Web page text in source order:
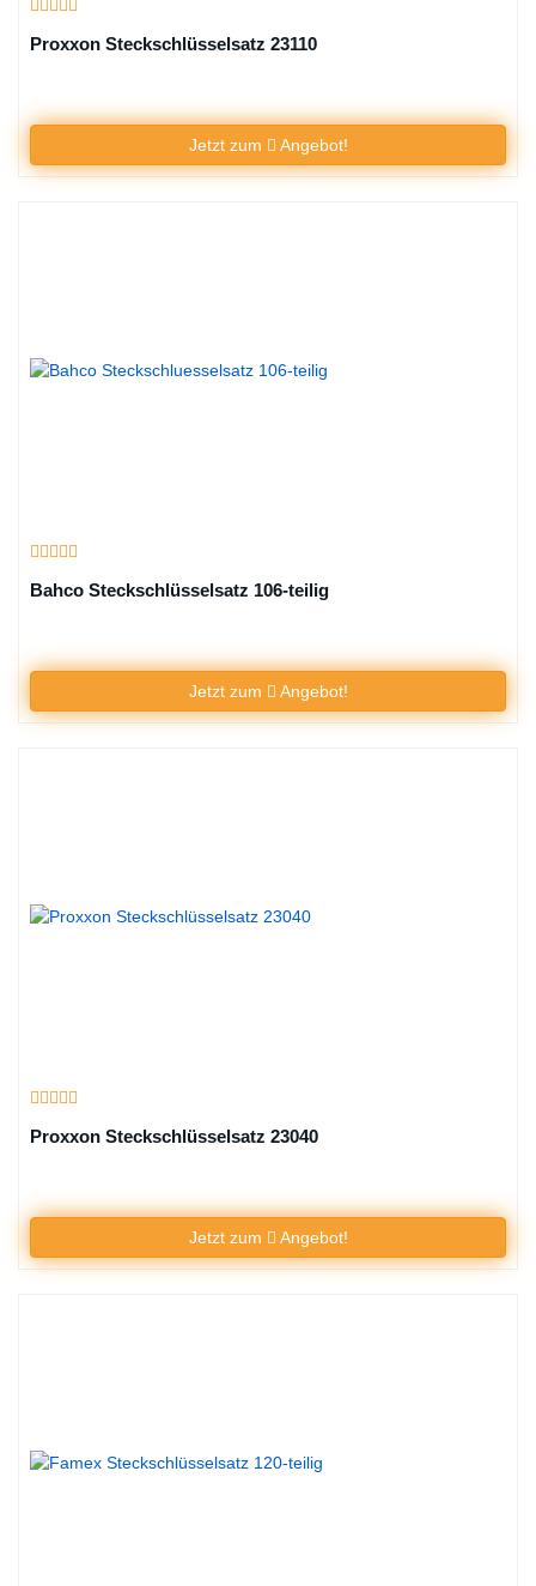
Proxxon Steckschlüsselsatz 23110
Jetzt zum Angebot!
Bahco Steckschlüsselsatz 106-teilig
Jetzt zum Angebot!
Proxxon Steckschlüsselsatz 23040
Jetzt zum Angebot!